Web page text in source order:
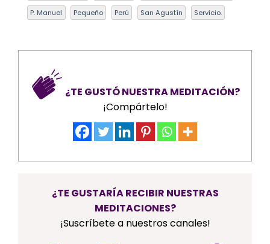
P. Manuel Pequeño Perú San Agustín Servicio.
¿TE GUSTÓ NUESTRA MEDITACIÓN?
¡Compártelo!
¿TE GUSTARÍA RECIBIR NUESTRAS
MEDITACIONES?
¡Suscríbete a nuestros canales!